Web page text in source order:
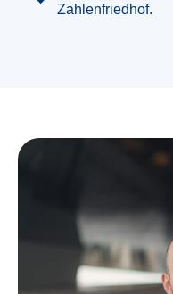
Zahlenfriedhof.